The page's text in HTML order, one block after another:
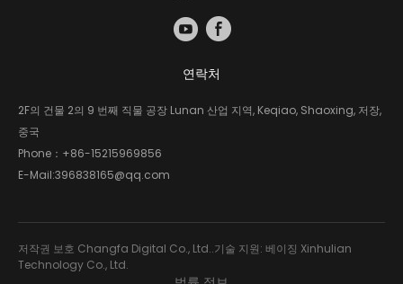
연락처
2F의 건물 2의 9 번째 직물 공장 Lunan 산업 지역, Keqiao, Shaoxing, 저장,
중국
Phone： +86-15215969856
E-Mail:396838165@qq.com
저작권 보호 Changfa Digital Co., Ltd..기술 지원: 베이징 Xinhulian
Technology Co., Ltd.